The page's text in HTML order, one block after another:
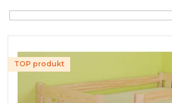
í
p
r
d
u
ý
TOP produkt